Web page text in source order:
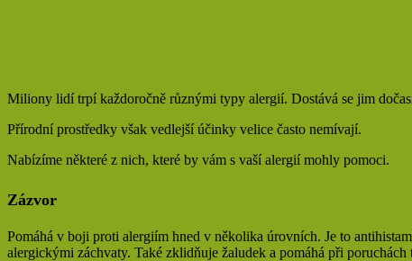
Miliony lidí trpí každoročně různými typy alergií. Dostává se jim
Přírodní prostředky však vedlejší účinky velice často nemívají.
Nabízíme některé z nich, které by vám s vaší alergií mohly pomoci.
Zázvor
Pomáhá v boji proti alergiím hned v několika úrovních. Je to
alergickými záchvaty. Také zklidňuje žaludek a pomáhá při